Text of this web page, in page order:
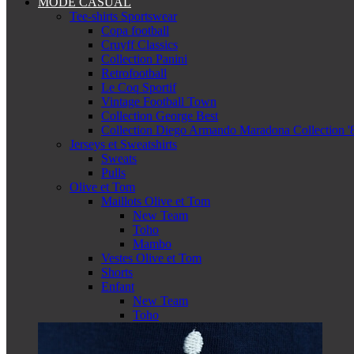
Tee-shirts Sportswear
Copa football
Cruyff Classics
Collection Panini
Retrofootball
Le Coq Sportif
Vintage Football Town
Collection George Best
Collection Diego Armando Maradona Collection
Jerseys et Sweatshirts
Sweats
Pulls
Olive et Tom
Maillots Olive et Tom
New Team
Toho
Mambo
Vestes Olive et Tom
Shorts
Enfant
New Team
Toho